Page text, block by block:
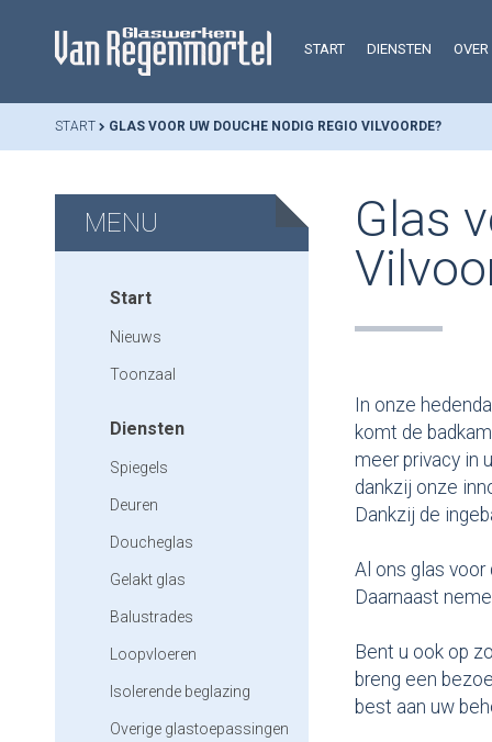
START DIENSTEN
START GLAS VOOR UW DOUCHE NODIG REGIO VILVOORDE?
MENU
Start
Nieuws
Toonzaal
Diensten
Spiegels
Deuren
Doucheglas
Gelakt glas
Balustrades
Loopvloeren
Isolerende beglazing
Overige glastoepassingen
Glas
In onze
komt de
meer privacy in
dankzij onze
Dankzij de
Al ons glas
Daarnaast
Bent u ook op
breng een
best aan uw